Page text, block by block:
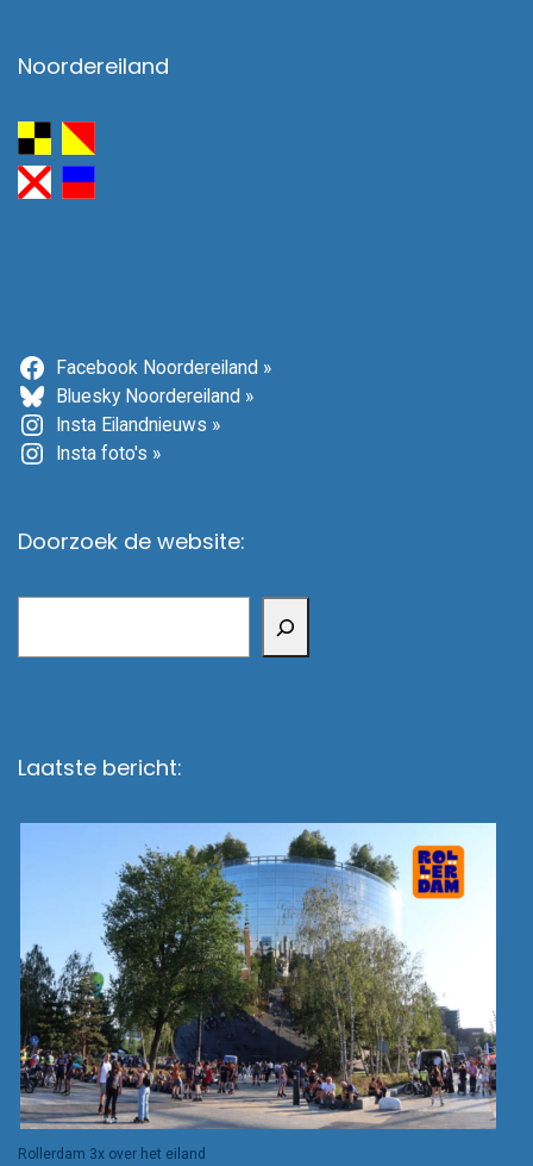
Noordereiland
Facebook Noordereiland »
Bluesky Noordereiland »
Insta Eilandnieuws »
Insta foto's »
Doorzoek de website:
Laatste bericht:
Rollerdam 3x over het eiland